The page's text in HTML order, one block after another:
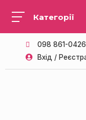
098 861-0426
Вхід /